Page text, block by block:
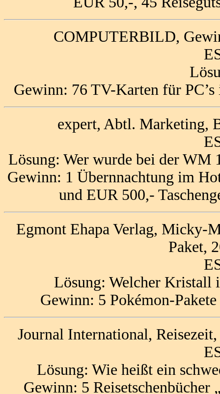
COMPUTERBILD,
Gewinn: 76 TV-Karten für
expert, Abtl. Marketing,
Lösung: Wer wurde bei der WM
Gewinn: 1 Übernnachtung im
und EUR 500,-
Egmont Ehapa Verlag, Micky-
Paket,
Lösung: Welcher Kristall
Gewinn: 5 Pokémon-
Journal International,
Lösung: Wie heißt ein
Gewinn: 5 Reisetschenbücher